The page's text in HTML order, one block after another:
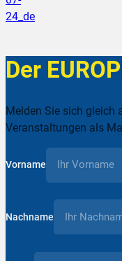
24_de
Der
Melden Sie sich gleich
Veranstaltungen als
Vorname
Nachname